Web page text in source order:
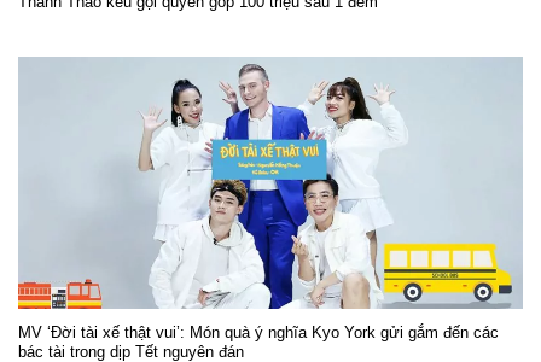
MV ‘Đời tài xế thật vui’: Món quà ý nghĩa Kyo York gửi gắm đến các
bác tài trong dịp Tết nguyên đán